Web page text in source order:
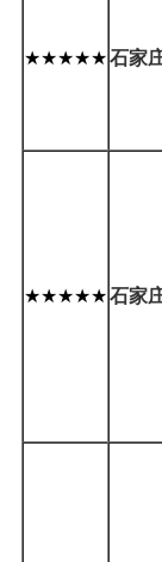
★★★★★石家
★★★★★石家